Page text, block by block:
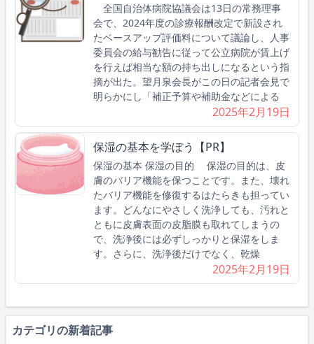
全国自治体病院協議会は13日の常務理事
会で、2024年度の診療報酬改定で新設され
たベースアップ評価料について議論し、人事
委員会の給与勧告に従って公立病院が賃上げ
を行えば相当な額の持ち出しになるという指
摘が出た。望月泉会長がこの日の記者会見で
明らかにし「補正予算や補助金などによる
2025年2月19日
保湿の基本を学ぼう【PR】
保湿の基本 保湿の目的 保湿の目的は、皮
膚のバリア機能を保つことです。また、壊れ
たバリア機能を修復するはたらきも担ってい
ます。どんなにやさしく洗浄しても、汚れと
ともに皮膚表面の皮脂膜も取れてしまうの
で、洗浄後には必ずしっかりと保湿をしま
す。さらに、洗浄後だけでなく、乾燥
2025年2月19日
カテゴリの新着記事